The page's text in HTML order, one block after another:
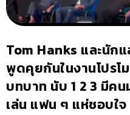
Tom Hanks และนัก
พูดคุยกันในงานโปร
บทบาท นับ 1 2 3 มีค
เล่น แฟน ๆ แห่ชอบใจ